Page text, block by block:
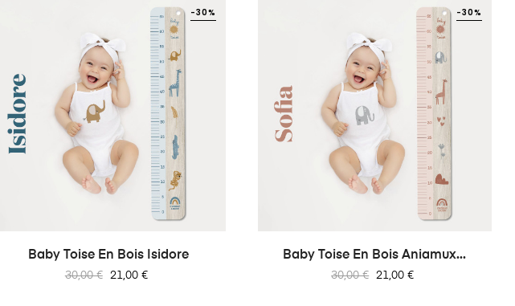
Baby Toise En Bois Isidore
Prix
30,00 €
-30%
Prix
21,00 €
Baby Toise En Bois Aniamux...
Prix
30,00 €
-30%
Prix
21,00 €